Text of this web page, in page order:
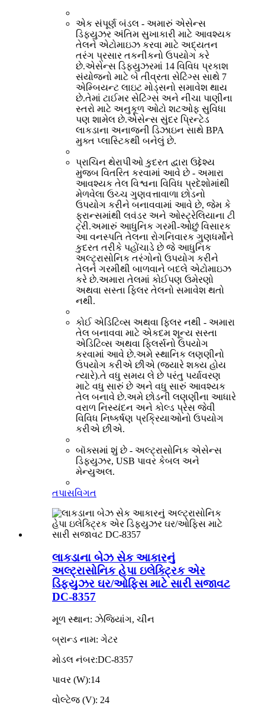
એક સંપૂર્ણ બંડલ - અમારું એસેન્સ
ડિફ્યુઝર અંતિમ સુખાકારી માટે આવશ્યક
તેલને એટોમાઇઝ કરવા માટે અદ્યતન
તરંગ પ્રસાર તકનીકનો ઉપયોગ કરે
છે.એસેન્સ ડિફ્યુઝરમાં 14 વિવિધ પ્રકાશ
સંયોજનો માટે બે તીવ્રતા સેટિંગ્સ સાથે 7
એમ્બિયન્ટ લાઇટ મોડ્સનો સમાવેશ થાય
છે.તેમાં ટાઈમર સેટિંગ્સ અને નીચા પાણીના
સ્તરો માટે અનુકૂળ ઓટો શટઓફ સુવિધા
પણ શામેલ છે.એસેન્સ સુંદર પ્રિન્ટેડ
લાકડાના અનાજની ડિઝાઇન સાથે BPA
મુક્ત પ્લાસ્ટિકથી બનેલું છે.
પ્રાચિન થેરાપીઓ કુદરત દ્વારા ઉદ્દેશ્ય
મુજબ વિતરિત કરવામાં આવે છે - અમારા
આવશ્યક તેલ વિશ્વના વિવિધ પ્રદેશોમાંથી
મેળવેલા ઉચ્ચ ગુણવત્તાવાળા છોડનો
ઉપયોગ કરીને બનાવવામાં આવે છે, જેમ કે
ફ્રાન્સમાંથી લવંડર અને ઓસ્ટ્રેલિયાના ટી
ટ્રી.અમારું આધુનિક ગરમી-ઓછું વિસારક
આ વનસ્પતિ તેલના રોગનિવારક ગુણધર્મોને
કુદરત તરીકે પહોંચાડે છે જે આધુનિક
અલ્ટ્રાસોનિક તરંગોનો ઉપયોગ કરીને
તેલને ગરમીથી બાળવાને બદલે એટોમાઇઝ
કરે છે.અમારા તેલમાં કોઈપણ ઉમેરણો
અથવા સસ્તા ફિલર તેલનો સમાવેશ થતો
નથી.
કોઈ એડિટિવ્સ અથવા ફિલર નથી - અમારા
તેલ બનાવવા માટે એકદમ શૂન્ય સસ્તા
એડિટિવ્સ અથવા ફિલર્સનો ઉપયોગ
કરવામાં આવે છે.અમે સ્થાનિક લણણીનો
ઉપયોગ કરીએ છીએ (જ્યારે શક્ય હોય
ત્યારે).તે વધુ સમય લે છે પરંતુ પર્યાવરણ
માટે વધુ સારું છે અને વધુ સારું આવશ્યક
તેલ બનાવે છે.અમે છોડની લણણીના આધારે
વરાળ નિસ્યંદન અને કોલ્ડ પ્રેસ જેવી
વિવિધ નિષ્કર્ષણ પ્રક્રિયાઓનો ઉપયોગ
કરીએ છીએ.
બૉક્સમાં શું છે - અલ્ટ્રાસોનિક એસેન્સ
ડિફ્યુઝર, USB પાવર કેબલ અને
મેન્યુઅલ.
તપાસવિગત
લાકડાના બેઝ સેક આકારનું
અલ્ટ્રાસોનિક હેપા ઇલેક્ટ્રિક એર
ડિફ્યુઝર ઘર/ઓફિસ માટે સારી સજાવટ
DC-8357
મૂળ સ્થાન: ઝેજિયાંગ, ચીન
બ્રાન્ડ નામ: ગેટર
મોડલ નંબર:DC-8357
પાવર (W):14
વોલ્ટેજ (V): 24